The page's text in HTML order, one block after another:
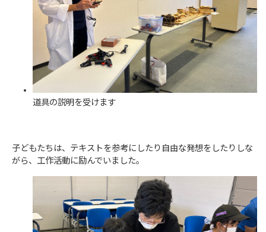
道具の説明を受けます
子どもたちは、テキストを参考にしたり自由な発想をしたりしな
がら、工作活動に励んでいました。